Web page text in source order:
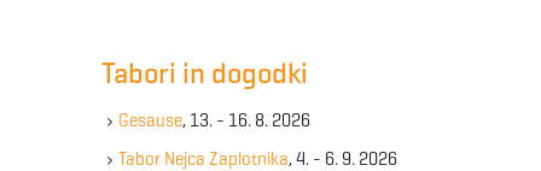
e
y
Tabori in dogodki
Gesause, 13. - 16. 8. 2026
Tabor Nejca Zaplotnika, 4. - 6. 9. 2026